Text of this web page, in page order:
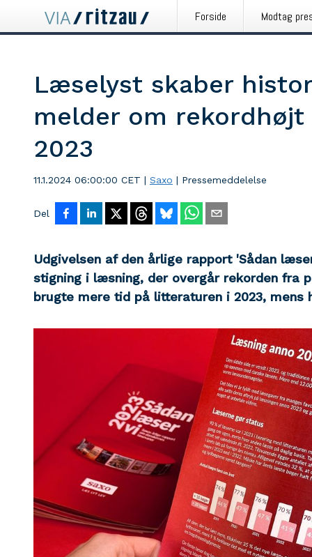
Forside Modtag
Læselyst skaber
melder om
2023
11.1.2024 06:00:00 CET | Saxo | Pressemeddelelse
Del
Udgivelsen af den årlige rapport 'Sådan
stigning i læsning, der overgår rekorden fra
brugte mere tid på litteraturen i 2023, mens